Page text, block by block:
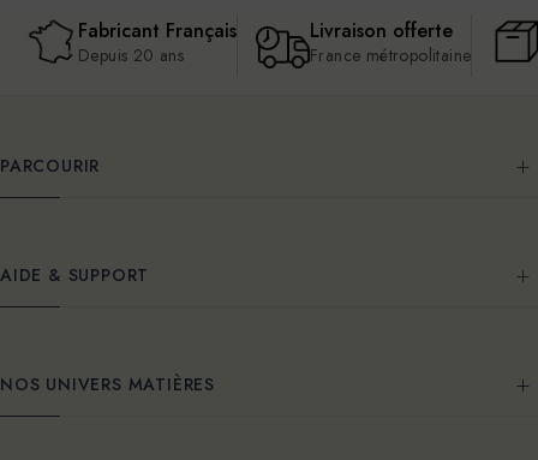
Fabricant Français
Depuis 20 ans
Livraison offerte
France métropolitaine
PARCOURIR
AIDE & SUPPORT
NOS UNIVERS MATIÈRES